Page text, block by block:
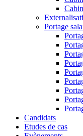
Portage
Candidats
Etudes de cas